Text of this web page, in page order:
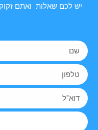
יש לכם שאלות ואתם